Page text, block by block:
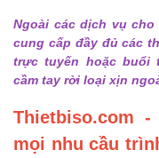
Ngoài các dịch vụ cho
cung cấp đầy đủ các
trực tuyến hoặc buổi
cầm tay rời loại xịn
Thietbiso.com
mọi nhu cầu